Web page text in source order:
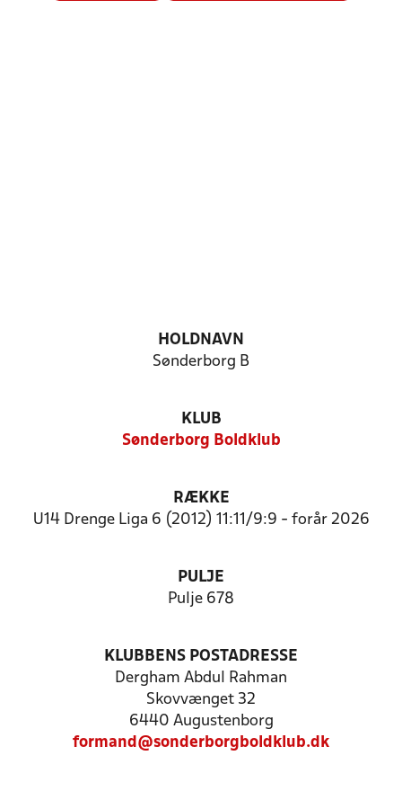
HOLDNAVN
Sønderborg B
KLUB
Sønderborg Boldklub
RÆKKE
U14 Drenge Liga 6 (2012) 11:11/9:9 - forår 2026
PULJE
Pulje 678
KLUBBENS POSTADRESSE
Dergham Abdul Rahman
Skovvænget 32
6440 Augustenborg
formand@sonderborgboldklub.dk